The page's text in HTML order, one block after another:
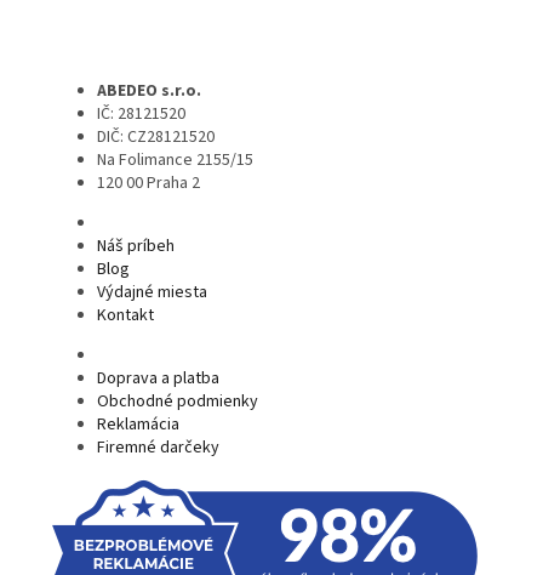
ABEDEO s.r.o.
IČ: 28121520
DIČ: CZ28121520
Na Folimance 2155/15
120 00 Praha 2
Náš príbeh
Blog
Výdajné miesta
Kontakt
Doprava a platba
Obchodné podmienky
Reklamácia
Firemné darčeky